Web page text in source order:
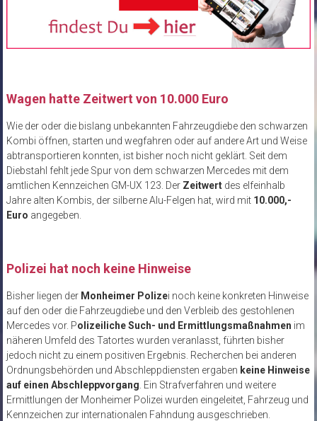
Wagen hatte Zeitwert von 10.000 Euro
Wie der oder die bislang unbekannten Fahrzeugdiebe den schwarzen
Kombi öffnen, starten und wegfahren oder auf andere Art und Weise
abtransportieren konnten, ist bisher noch nicht geklärt. Seit dem
Diebstahl fehlt jede Spur von dem schwarzen Mercedes mit dem
amtlichen Kennzeichen GM-UX 123. Der Zeitwertdes elfeinhalb
Jahre alten Kombis, der silberne Alu-Felgen hat, wird mit 10.000,-
Euro angegeben.
Polizei hat noch keine Hinweise
Bisher liegen der Monheimer Polizei noch keine konkreten Hinweise
auf den oder die Fahrzeugdiebe und den Verbleib des gestohlenen
Mercedes vor. Polizeiliche Such- und Ermittlungsmaßnahmen im
näheren Umfeld des Tatortes wurden veranlasst, führten bisher
jedoch nicht zu einem positiven Ergebnis. Recherchen bei anderen
Ordnungsbehörden und Abschleppdiensten ergaben keine Hinweise
auf einen Abschleppvorgang . Ein Strafverfahren und weitere
Ermittlungen der Monheimer Polizei wurden eingeleitet, Fahrzeug und
Kennzeichen zur internationalen Fahndung ausgeschrieben.